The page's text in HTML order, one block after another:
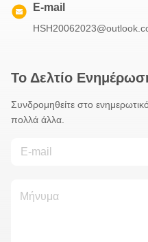
E-mail
Το Δελτίο
Συνδρομηθείτε στο
πολλά άλλα.